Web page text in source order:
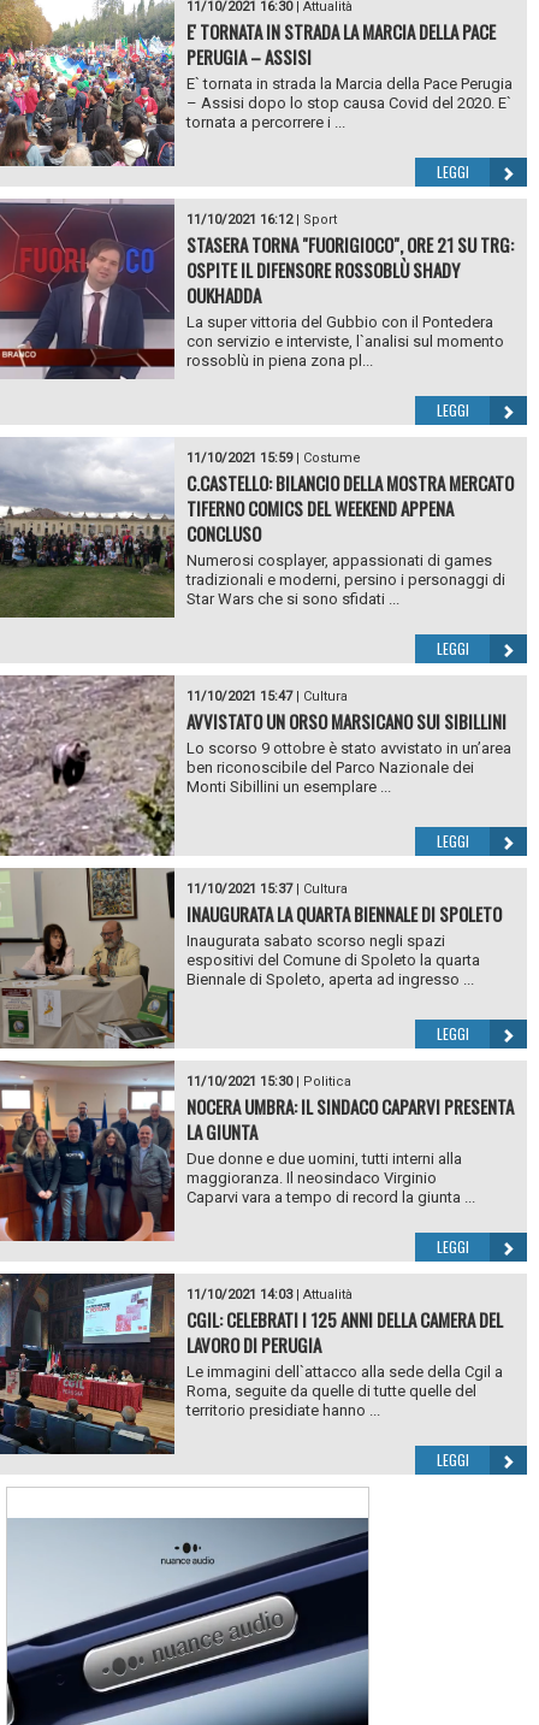
11/10/2021 16:30| Attualità
E' TORNATA IN STRADA LA MARCIA DELLA PACE
PERUGIA – ASSISI
E` tornata in strada la Marcia della Pace Perugia
– Assisi dopo lo stop causa Covid del 2020. E`
tornata a percorrere i ...
LEGGI
11/10/2021 16:12| Sport
STASERA TORNA "FUORIGIOCO", ORE 21 SU TRG:
OSPITE IL DIFENSORE ROSSOBLÙ SHADY
OUKHADDA
La super vittoria del Gubbio con il Pontedera
con servizio e interviste, l`analisi sul momento
rossoblù in piena zona pl...
LEGGI
11/10/2021 15:59| Costume
C.CASTELLO: BILANCIO DELLA MOSTRA MERCATO
TIFERNO COMICS DEL WEEKEND APPENA
CONCLUSO
Numerosi cosplayer, appassionati di games
tradizionali e moderni, persino i personaggi di
Star Wars che si sono sfidati ...
LEGGI
11/10/2021 15:47| Cultura
AVVISTATO UN ORSO MARSICANO SUI SIBILLINI
Lo scorso 9 ottobre è stato avvistato in un’area
ben riconoscibile del Parco Nazionale dei
Monti Sibillini un esemplare ...
LEGGI
11/10/2021 15:37| Cultura
INAUGURATA LA QUARTA BIENNALE DI SPOLETO
Inaugurata sabato scorso negli spazi
espositivi del Comune di Spoleto la quarta
Biennale di Spoleto, aperta ad ingresso ...
LEGGI
11/10/2021 15:30| Politica
NOCERA UMBRA: IL SINDACO CAPARVI PRESENTA
LA GIUNTA
Due donne e due uomini, tutti interni alla
maggioranza. Il neosindaco Virginio
Caparvi vara a tempo di record la giunta ...
LEGGI
11/10/2021 14:03| Attualità
CGIL: CELEBRATI I 125 ANNI DELLA CAMERA DEL
LAVORO DI PERUGIA
Le immagini dell`attacco alla sede della Cgil a
Roma, seguite da quelle di tutte quelle del
territorio presidiate hanno ...
LEGGI